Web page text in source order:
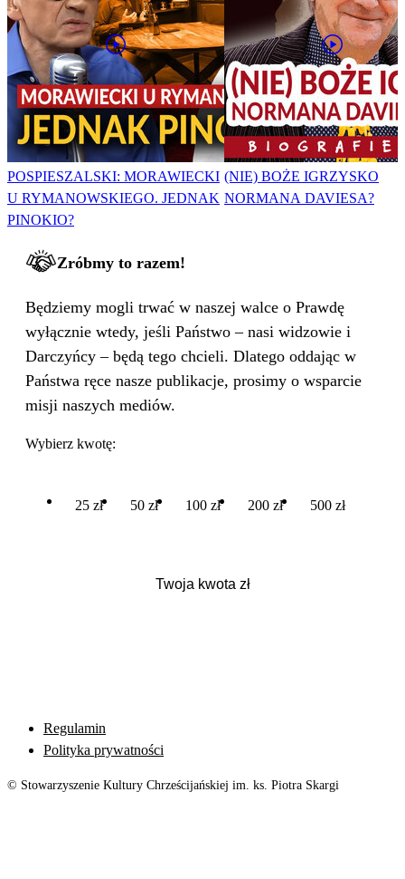
POSPIESZALSKI: MORAWIECKI
U RYMANOWSKIEGO. JEDNAK
PINOKIO?
(NIE) BOŻE IGRZYSKO
NORMANA DAVIESA?
Zróbmy to razem!
Będziemy mogli trwać w naszej walce o Prawdę
wyłącznie wtedy, jeśli Państwo – nasi widzowie i
Darczyńcy – będą tego chcieli. Dlatego oddając w
Państwa ręce nasze publikacje, prosimy o wsparcie
misji naszych mediów.
Wybierz kwotę:
25 zł 50 zł 100 zł 200 zł 500 zł
Regulamin
Polityka prywatności
© Stowarzyszenie Kultury Chrześcijańskiej im. ks. Piotra Skargi